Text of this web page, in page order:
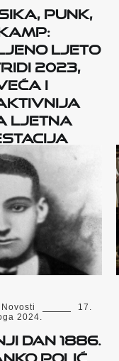
punk,
Ljeto
2023,
i
ljetna
Novosti
17.
2024.
dan 1886.
Polić